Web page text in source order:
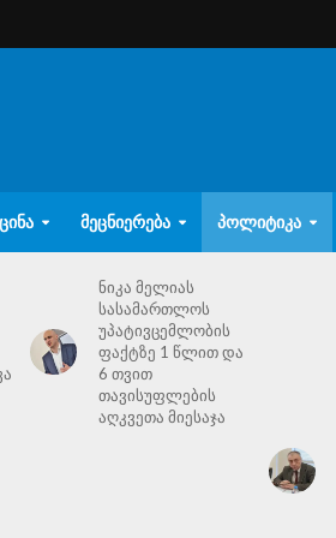
ᲛᲔᲪᲜᲘᲔᲠᲔᲑᲐ ᲞᲝᲚᲘᲢᲘᲙᲐ
ნიკა მელიას
სასამართლოს
უპატივცემლობის
ფაქტზე 1 წლით და
6 თვით
თავისუფლების
აღკვეთა მიესაჯა